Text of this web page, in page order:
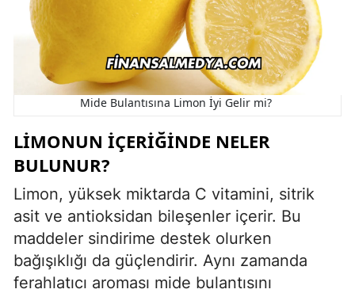
Mide Bulantısına Limon İyi Gelir mi?
LIMONUN İÇERIĞINDE NELER
BULUNUR?
Limon, yüksek miktarda C vitamini, sitrik
asit ve antioksidan bileşenler içerir. Bu
maddeler sindirime destek olurken
bağışıklığı da güçlendirir. Aynı zamanda
ferahlatıcı aroması mide bulantısını